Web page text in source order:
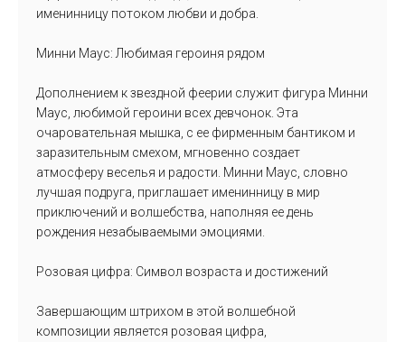
именинницу потоком любви и добра.
Минни Маус: Любимая героиня рядом
Дополнением к звездной феерии служит фигура Минни
Маус, любимой героини всех девчонок. Эта
очаровательная мышка, с ее фирменным бантиком и
заразительным смехом, мгновенно создает
атмосферу веселья и радости. Минни Маус, словно
лучшая подруга, приглашает именинницу в мир
приключений и волшебства, наполняя ее день
рождения незабываемыми эмоциями.
Розовая цифра: Символ возраста и достижений
Завершающим штрихом в этой волшебной
композиции является розовая цифра,